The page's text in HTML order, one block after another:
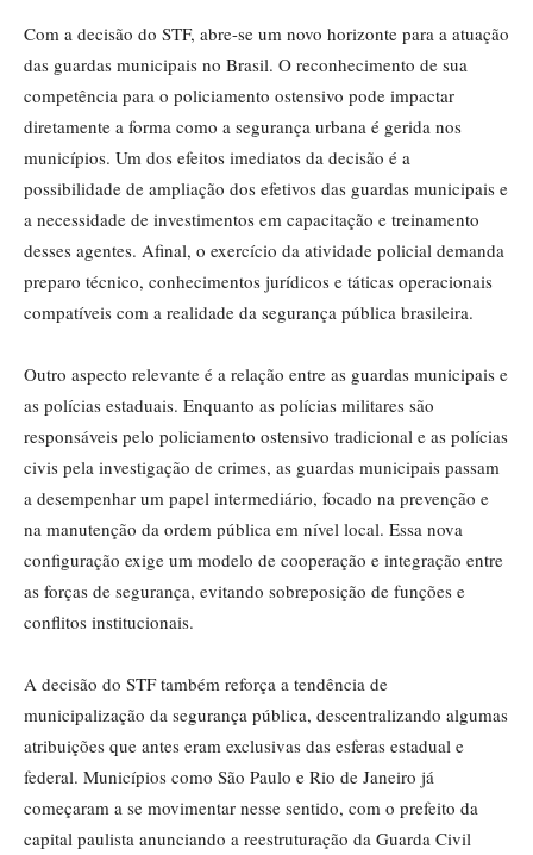
Com a decisão do STF, abre-se um novo horizonte para a atuação
das guardas municipais no Brasil. O reconhecimento de sua
competência para o policiamento ostensivo pode impactar
diretamente a forma como a segurança urbana é gerida nos
municípios. Um dos efeitos imediatos da decisão é a
possibilidade de ampliação dos efetivos das guardas municipais e
a necessidade de investimentos em capacitação e treinamento
desses agentes. Afinal, o exercício da atividade policial demanda
preparo técnico, conhecimentos jurídicos e táticas operacionais
compatíveis com a realidade da segurança pública brasileira.
Outro aspecto relevante é a relação entre as guardas municipais e
as polícias estaduais. Enquanto as polícias militares são
responsáveis pelo policiamento ostensivo tradicional e as polícias
civis pela investigação de crimes, as guardas municipais passam
a desempenhar um papel intermediário, focado na prevenção e
na manutenção da ordem pública em nível local. Essa nova
configuração exige um modelo de cooperação e integração entre
as forças de segurança, evitando sobreposição de funções e
conflitos institucionais.
A decisão do STF também reforça a tendência de
municipalização da segurança pública, descentralizando algumas
atribuições que antes eram exclusivas das esferas estadual e
federal. Municípios como São Paulo e Rio de Janeiro já
começaram a se movimentar nesse sentido, com o prefeito da
capital paulista anunciando a reestruturação da Guarda Civil